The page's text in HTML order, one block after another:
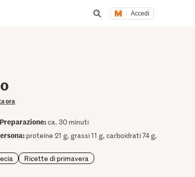
Accedi
ora
Preparazione:ca. 30 minuti
proteine 21 g, grassi 11 g, carboidrati 74 g,
Ricette di primavera